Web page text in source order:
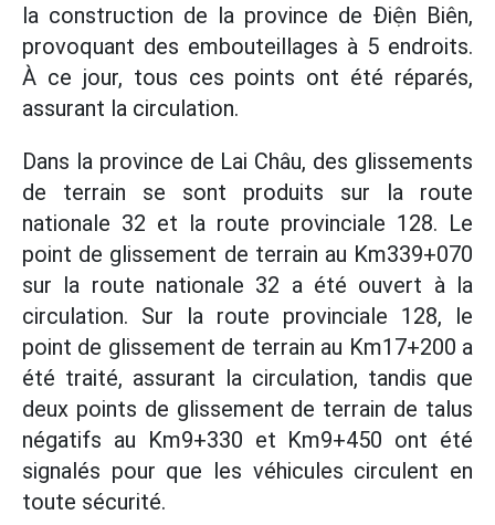
la construction de la province de Điện Biên,
provoquant des embouteillages à 5 endroits.
À ce jour, tous ces points ont été réparés,
assurant la circulation.
Dans la province de Lai Châu, des glissements
de terrain se sont produits sur la route
nationale 32 et la route provinciale 128. Le
point de glissement de terrain au Km339+070
sur la route nationale 32 a été ouvert à la
circulation. Sur la route provinciale 128, le
point de glissement de terrain au Km17+200 a
été traité, assurant la circulation, tandis que
deux points de glissement de terrain de talus
négatifs au Km9+330 et Km9+450 ont été
signalés pour que les véhicules circulent en
toute sécurité.